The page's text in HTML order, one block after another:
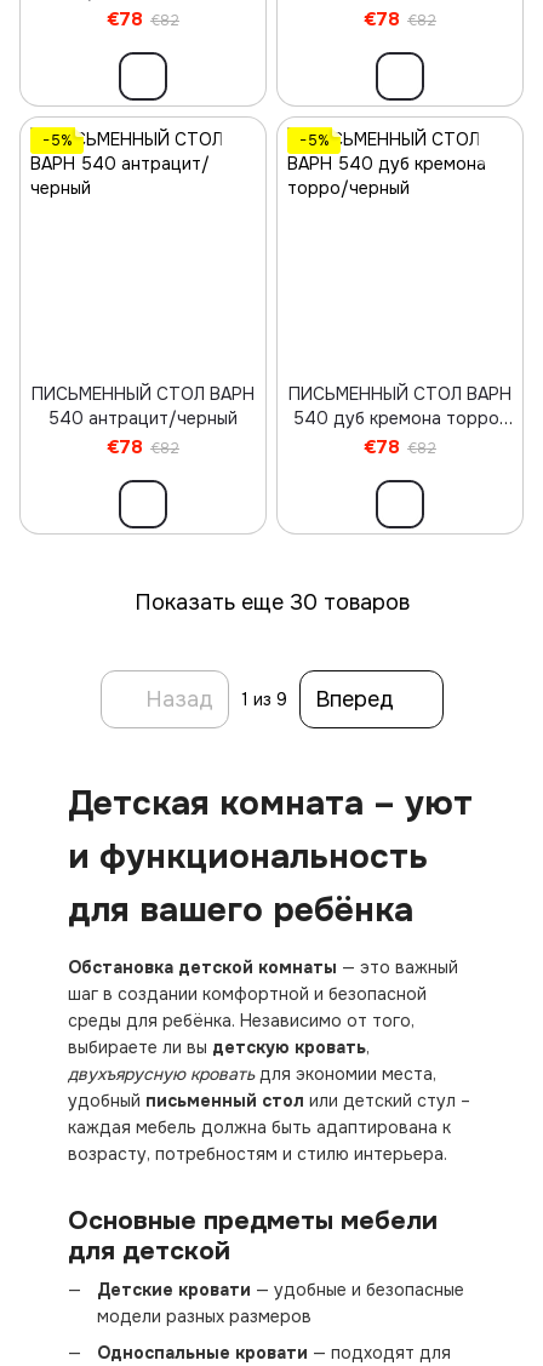
€78 €82 €78 €82
−5%
ПИСЬМЕННЫЙ СТОЛ ВАРН
540 антрацит/черный
€78 €82
−5%
ПИСЬМЕННЫЙ СТОЛ ВАРН
540 дуб кремона торро/
черный
€78 €82
Показать еще 30 товаров
Назад 1 из 9 Вперед
Детская комната – уют
и функциональность
для вашего ребёнка
Обстановка детской комнаты — это важный
шаг в создании комфортной и безопасной
среды для ребёнка. Независимо от того,
выбираете ли вы детскую кровать,
двухъярусную кроватьдля экономии места,
удобный письменный стол или детский стул –
каждая мебель должна быть адаптирована к
возрасту, потребностям и стилю интерьера.
Основные предметы мебели
для детской
Детские кровати — удобные и безопасные
модели разных размеров
Односпальные кровати — подходят для